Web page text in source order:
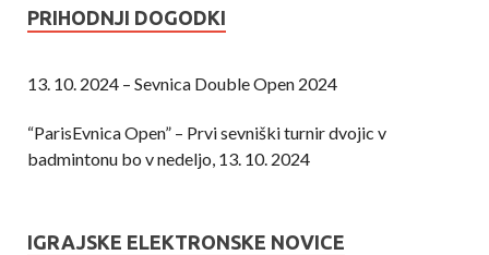
PRIHODNJI DOGODKI
13. 10. 2024 – Sevnica Double Open 2024
“ParisEvnica Open” – Prvi sevniški turnir dvojic v
badmintonu bo v nedeljo, 13. 10. 2024
IGRAJSKE ELEKTRONSKE NOVICE